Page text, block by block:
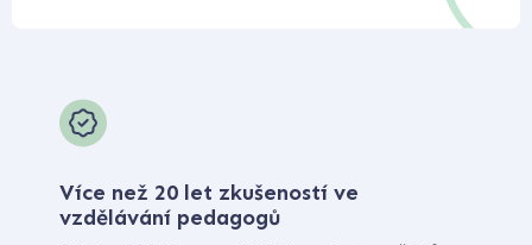
Více než 20 let zkušeností ve
vzdělávání pedagogů